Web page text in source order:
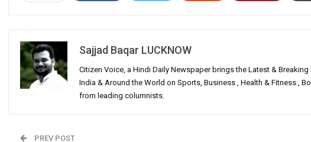
Sajjad Baqar LUCKNOW
Citizen Voice, a Hindi Daily Newspaper brings the Latest &
India & Around the World on Sports, Business , Health & Fitness ,
from leading columnists.
PREV POST